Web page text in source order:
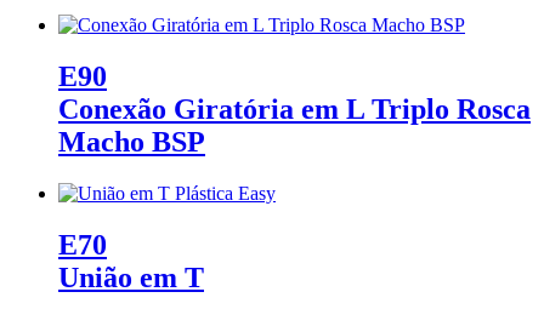
E90
Conexão Giratória em L Triplo Rosca
Macho BSP
E70
União em T